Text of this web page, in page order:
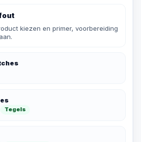
kiezen en primer, voorbereiding
Tegels